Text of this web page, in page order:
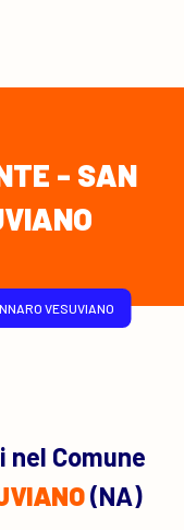
- SAN
VESUVIANO
Comune
(NA)